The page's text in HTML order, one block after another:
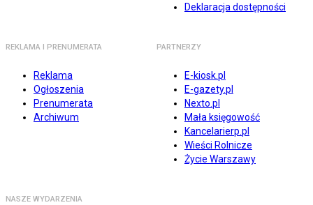
Deklaracja dostępności
REKLAMA I PRENUMERATA
Reklama
Ogłoszenia
Prenumerata
Archiwum
PARTNERZY
E-kiosk.pl
E-gazety.pl
Nexto.pl
Mała księgowość
Kancelarierp.pl
Wieści Rolnicze
Życie Warszawy
NASZE WYDARZENIA